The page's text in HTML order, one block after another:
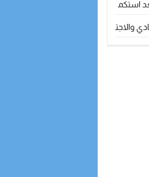
استكمال الترقيم… الفلاحة المغربية
والاجتماعي… في المؤسسات الإنتاجية